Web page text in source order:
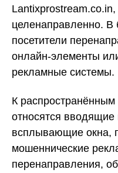
целенаправленно. В
посетители
онлайн-элементы
рекламные системы.
К
относятся
всплывающие окна,
мошеннические
перенаправления,